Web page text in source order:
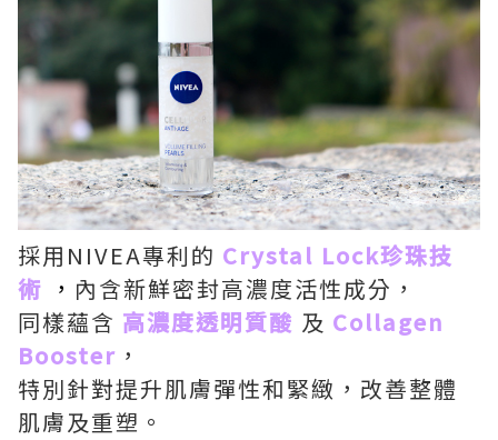
採用NIVEA專利的 Crystal Lock珍珠技
術 ， 內含新鮮密封高濃度活性成分，
同樣蘊含 高濃度透明質酸 及 Collagen
Booster ，
特別針對提升肌膚彈性和緊緻，改善整體
肌膚及重塑。